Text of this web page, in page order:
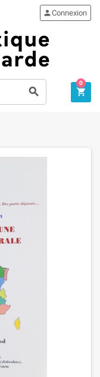

Connexion

0